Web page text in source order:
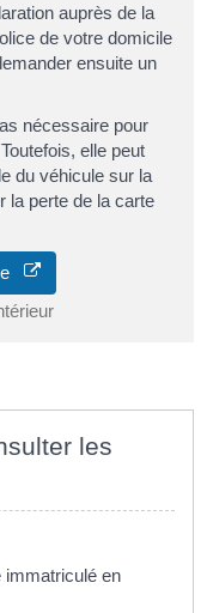
auprès de la
de votre domicile
ensuite un
nécessaire pour
elle peut
du véhicule sur la
la perte de la carte
les
immatriculé en